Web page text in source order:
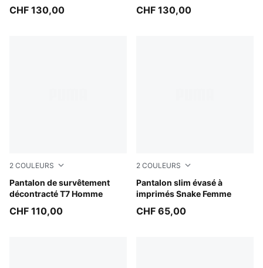
CHF 130,00 CHF 130,00
2 COULEURS
Pantalon de survêtement
décontracté T7 Homme
Persian Blue
CHF 110,00
2 COULEURS
Pantalon slim évasé à
imprimés Snake Femme
Mouse Gray
CHF 65,00